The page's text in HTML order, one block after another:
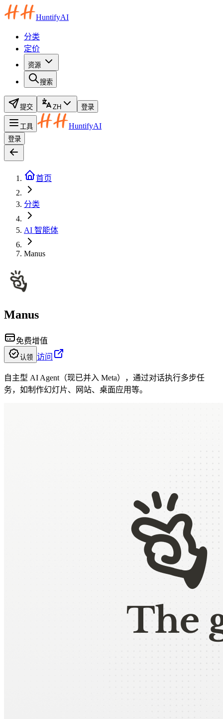
HuntifyAI
分类
定价
资源
搜索
提交 ZH 登录
工具 HuntifyAI
登录
首页
分类
AI 智能体
Manus
Manus
免费增值
认领 访问
自主型 AI Agent（现已并入 Meta），通过对话执行多步任
务，如制作幻灯片、网站、桌面应用等。